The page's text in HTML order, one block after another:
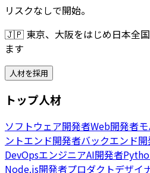
リスクなしで開始。
🇯🇵 東京、大阪をはじめ日本全
ます
人材を採用
トップ人材
ソフトウェア開発者Web開発者
ントエンド開発者バックエンド
DevOpsエンジニアAI開発者
Node.js開発者プロダクトデザイ